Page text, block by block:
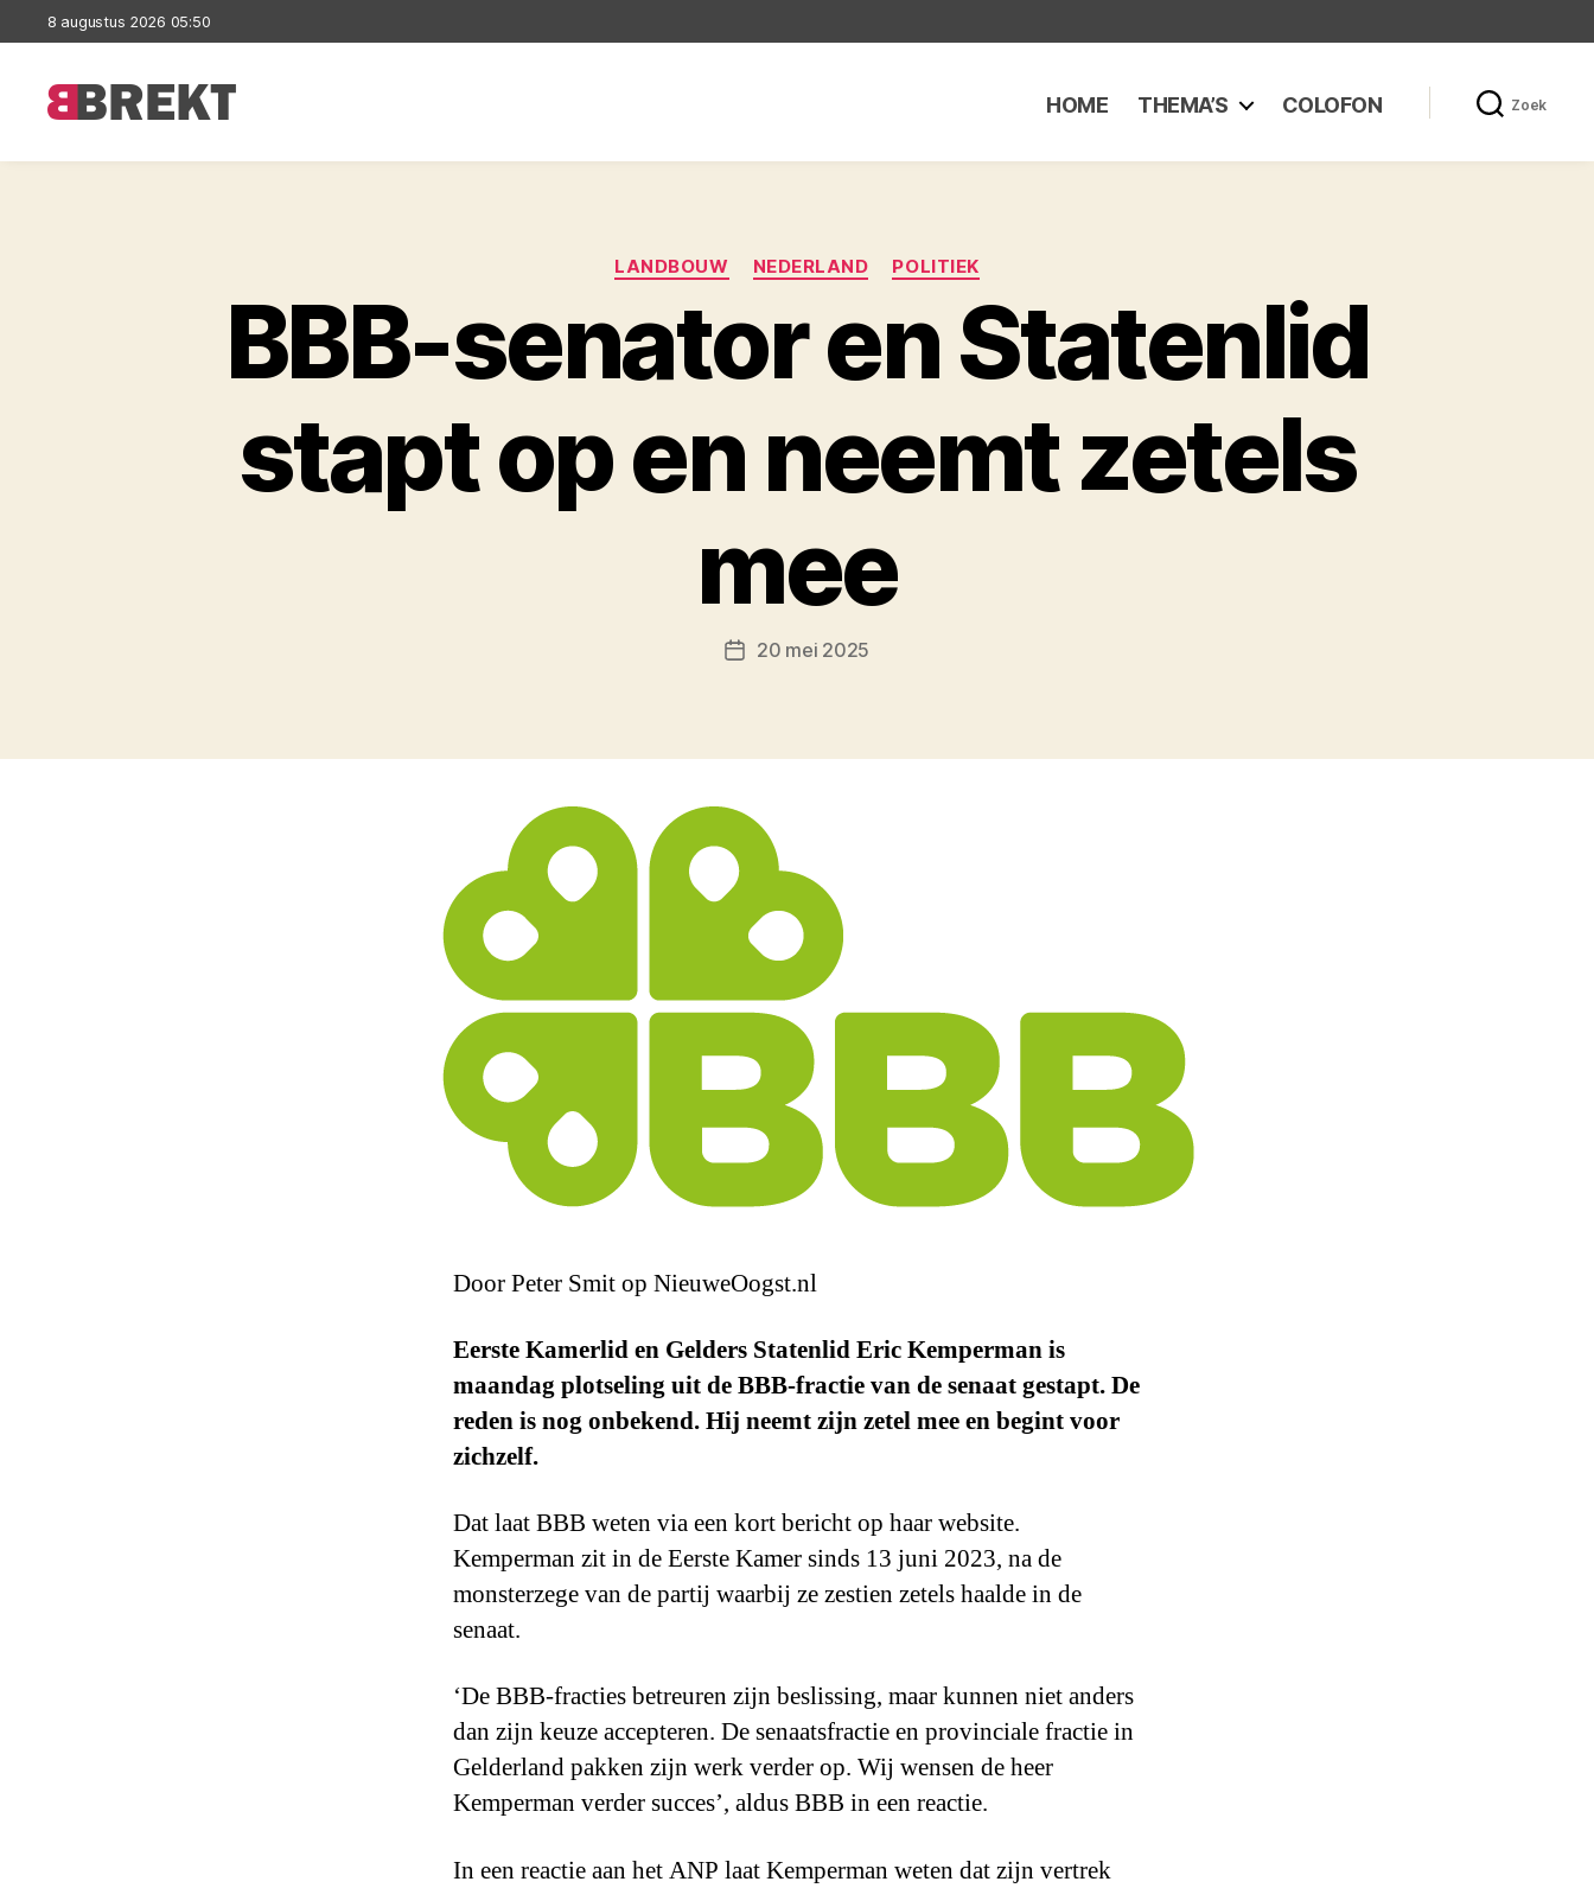
8 augustus 2026 05:50
HOME THEMA’S COLOFON Zoek
Categorieën
LANDBOUW NEDERLAND POLITIEK
BBB-senator en Statenlid
stapt op en neemt zetels
mee
Berichtdatum
20 mei 2025
Door Peter Smit op NieuweOogst.nl
Eerste Kamerlid en Gelders Statenlid Eric Kemperman is
maandag plotseling uit de BBB-fractie van de senaat gestapt. De
reden is nog onbekend. Hij neemt zijn zetel mee en begint voor
zichzelf.
Dat laat BBB weten via een kort bericht op haar website.
Kemperman zit in de Eerste Kamer sinds 13 juni 2023, na de
monsterzege van de partij waarbij ze zestien zetels haalde in de
senaat.
‘De BBB-fracties betreuren zijn beslissing, maar kunnen niet anders
dan zijn keuze accepteren. De senaatsfractie en provinciale fractie in
Gelderland pakken zijn werk verder op. Wij wensen de heer
Kemperman verder succes’, aldus BBB in een reactie.
In een reactie aan het ANP laat Kemperman weten dat zijn vertrek